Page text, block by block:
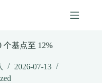
个基点至 12%
2026-07-13